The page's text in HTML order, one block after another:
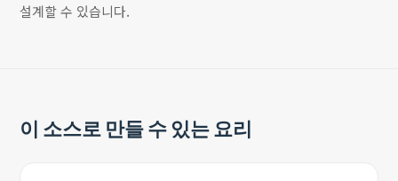
설계할 수 있습니다.
이 소스로 만들 수 있는 요리